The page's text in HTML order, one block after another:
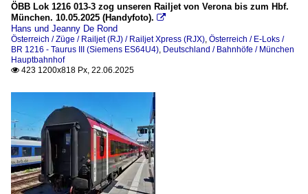
ÖBB Lok 1216 013-3 zog unseren Railjet von Verona bis zum Hbf.
München. 10.05.2025 (Handyfoto). 
Hans und Jeanny De Rond
Österreich / Züge / Railjet (RJ) / Railjet Xpress (RJX), Österreich / E-Loks /
BR 1216 - Taurus III (Siemens ES64U4), Deutschland / Bahnhöfe / München
Hauptbahnhof
 423 1200x818 Px, 22.06.2025